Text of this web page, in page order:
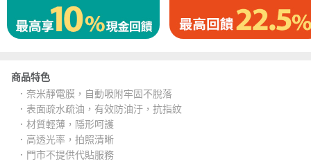
商品特色
．奈米靜電膜，自動吸附牢固不脫落
．表面疏水疏油，有效防油汙，抗指紋
．材質輕薄，隱形呵護
．高透光率，拍照清晰
．門市不提供代貼服務